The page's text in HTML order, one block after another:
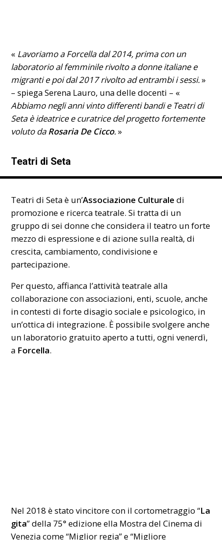
« Lavoriamo a Forcella dal 2014, prima con un
laboratorio al femminile rivolto a donne italiane e
migranti e poi dal 2017 rivolto ad entrambi i sessi.»
– spiega Serena Lauro, una delle docenti – «
Abbiamo negli anni vinto differenti bandi e Teatri di
Seta è ideatrice e curatrice del progetto fortemente
voluto daRosaria De Cicco.»
Teatri di Seta
Teatri di Seta è un’Associazione Culturale di
promozione e ricerca teatrale. Si tratta di un
gruppo di sei donne che considera il teatro un forte
mezzo di espressione e di azione sulla realtà, di
crescita, cambiamento, condivisione e
partecipazione.
Per questo, affianca l’attività teatrale alla
collaborazione con associazioni, enti, scuole, anche
in contesti di forte disagio sociale e psicologico, in
un’ottica di integrazione. È possibile svolgere anche
un laboratorio gratuito aperto a tutti, ogni venerdì,
a Forcella.
Nel 2018 è stato vincitore con il cortometraggio “La
gita” della 75° edizione ella Mostra del Cinema di
Venezia come “Miglior regia” e “Migliore